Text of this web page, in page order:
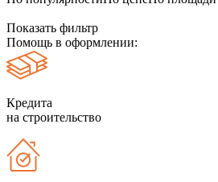
Показать фильтр
Помощь в оформлении:
Кредита
на строительство